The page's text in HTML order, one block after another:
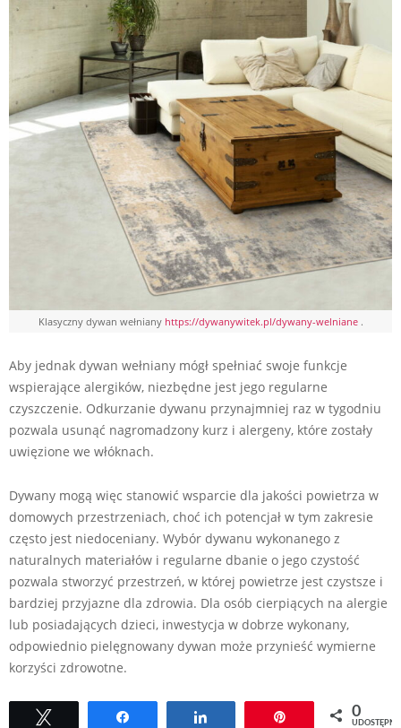
Klasyczny dywan wełniany https://dywanywitek.pl/dywany-welniane.
Aby jednak dywan wełniany mógł spełniać swoje funkcje
wspierające alergików, niezbędne jest jego regularne
czyszczenie. Odkurzanie dywanu przynajmniej raz w tygodniu
pozwala usunąć nagromadzony kurz i alergeny, które zostały
uwięzione we włóknach.
Dywany mogą więc stanowić wsparcie dla jakości powietrza w
domowych przestrzeniach, choć ich potencjał w tym zakresie
często jest niedoceniany. Wybór dywanu wykonanego z
naturalnych materiałów i regularne dbanie o jego czystość
pozwala stworzyć przestrzeń, w której powietrze jest czystsze i
bardziej przyjazne dla zdrowia. Dla osób cierpiących na alergie
lub posiadających dzieci, inwestycja w dobrze wykonany,
odpowiednio pielęgnowany dywan może przynieść wymierne
korzyści zdrowotne.
Udostępnij Udostępnij Przypnij 0